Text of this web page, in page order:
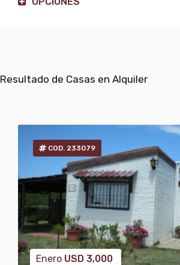
Resultado de Casas en Alquiler
COD. 233079
Enero USD 3,000